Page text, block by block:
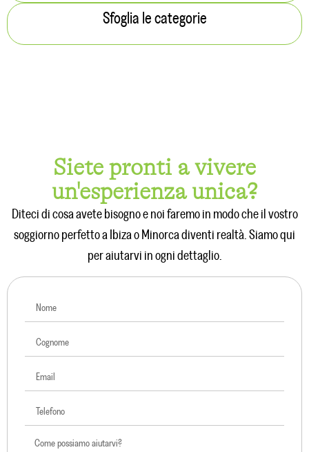
Sfoglia le categorie
Siete pronti a vivere
un'esperienza unica?
Diteci di cosa avete bisogno e noi faremo in modo che il vostro
soggiorno perfetto a Ibiza o Minorca diventi realtà. Siamo qui
per aiutarvi in ogni dettaglio.